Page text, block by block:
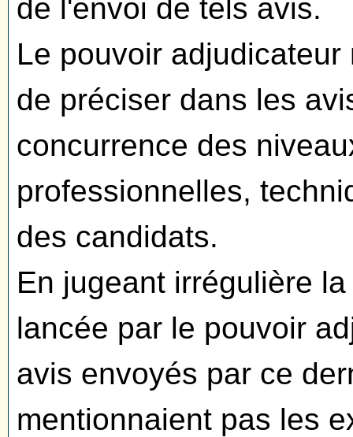
de l'envoi de tels avis.
Le pouvoir
de préciser dans les
concurrence des
professionnelles,
des candidats.
En jugeant irrégulière
lancée par le pouvoir
avis envoyés par ce
mentionnaient pas les